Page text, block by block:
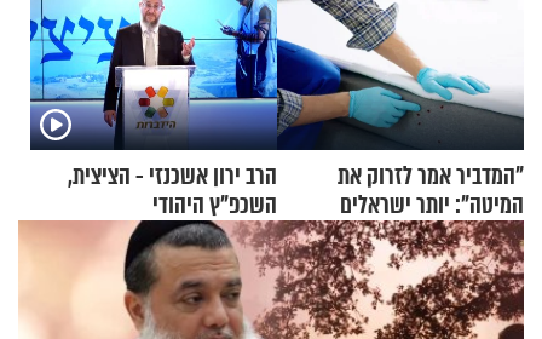
"המדביר אמר לזרוק את
המיטה": יותר ישראלים
מדווחים על מכת פשפשי
המיטה
הרב ירון אשכנזי - הציצית,
השכפ"ץ היהודי